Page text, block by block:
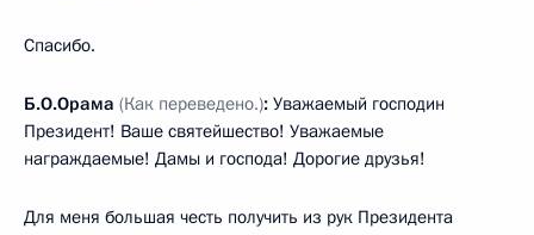
Спасибо.
Б.О.Орама (Как переведено.): Уважаемый господин
Президент! Ваше святейшество! Уважаемые
награждаемые! Дамы и господа! Дорогие друзья!
Для меня большая честь получить из рук Президента